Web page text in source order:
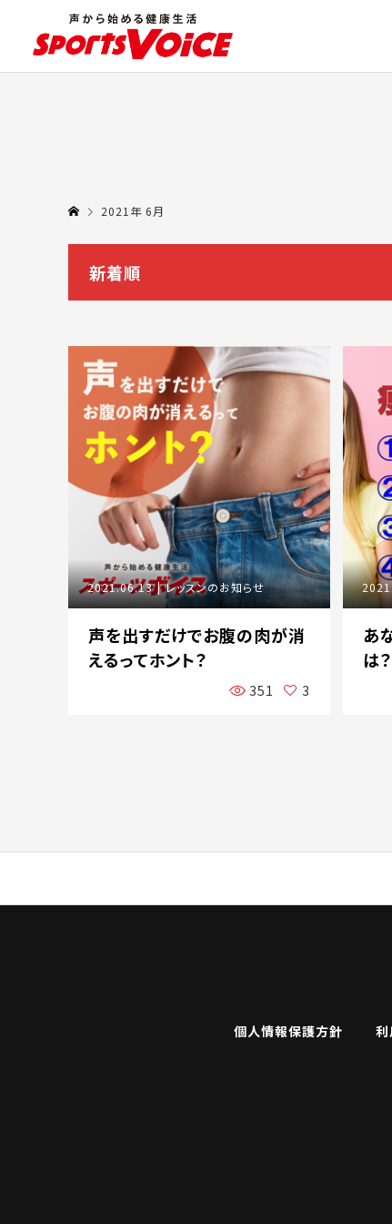
2021年 6月
新着順
2021.06.13 レッスンのお知らせ
声を出すだけでお腹の肉が消
えるってホント？
351 3
あ
は？
個人情報保護方針 利